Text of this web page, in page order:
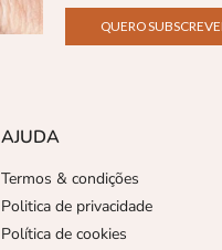
AJUDA
Termos & condições
Politica de privacidade
Política de cookies